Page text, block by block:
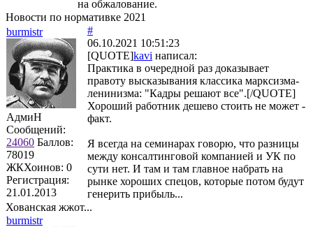
на обжалование.
Новости по нормативке 2021
burmistr
АдмиН
Сообщений:
24060 Баллов:
78019
ЖКХоинов: 0
Регистрация:
21.01.2013
#
06.10.2021 10:51:23
[QUOTE]kavi написал:
Практика в очередной раз доказывает
правоту высказывания классика марксизма-
ленинизма: "Кадры решают все".[/QUOTE]
Хороший работник дешево стоить не может -
факт.
Я всегда на семинарах говорю, что разницы
между консалтинговой компанией и УК по
сути нет. И там и там главное набрать на
рынке хороших спецов, которые потом будут
генерить прибыль...
Хованская жжот...
burmistr